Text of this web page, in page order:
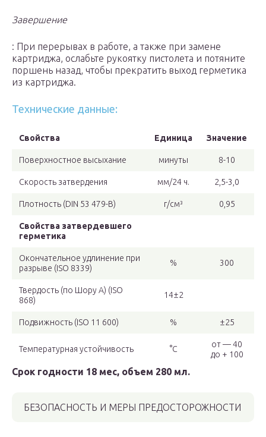
Завершение
: При перерывах в работе, а также при замене
картриджа, ослабьте рукоятку пистолета и потяните
поршень назад, чтобы прекратить выход герметика
из картриджа.
Технические данные:
Свойства Единица Значение
Поверхностное высыхание минуты 8-10
Скорость затвердения мм/24 ч. 2,5-3,0
Плотность (DIN 53 479-B) г/см³ 0,95
Свойства затвердевшего
герметика
Окончательное удлинение при
разрыве (ISO 8339)
% 300
Твердость (по Шору А) (ISO
868)
14±2
Подвижность (ISO 11 600) % ±25
Температурная устойчивость °C
от — 40
до + 100
Срок годности 18 мес, объем 280 мл.
БЕЗОПАСНОСТЬ И МЕРЫ ПРЕДОСТОРОЖНОСТИ